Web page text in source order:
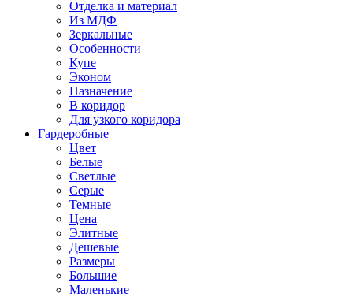
Отделка и материал
Из МДФ
Зеркальные
Особенности
Купе
Эконом
Назначение
В коридор
Для узкого коридора
Гардеробные
Цвет
Белые
Светлые
Серые
Темные
Цена
Элитные
Дешевые
Размеры
Большие
Маленькие